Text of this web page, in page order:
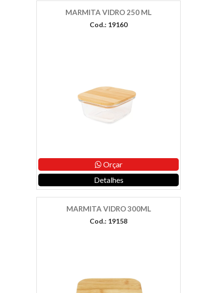
MARMITA VIDRO 250 ML
Cod.: 19160
Orçar
Detalhes
MARMITA VIDRO 300ML
Cod.: 19158